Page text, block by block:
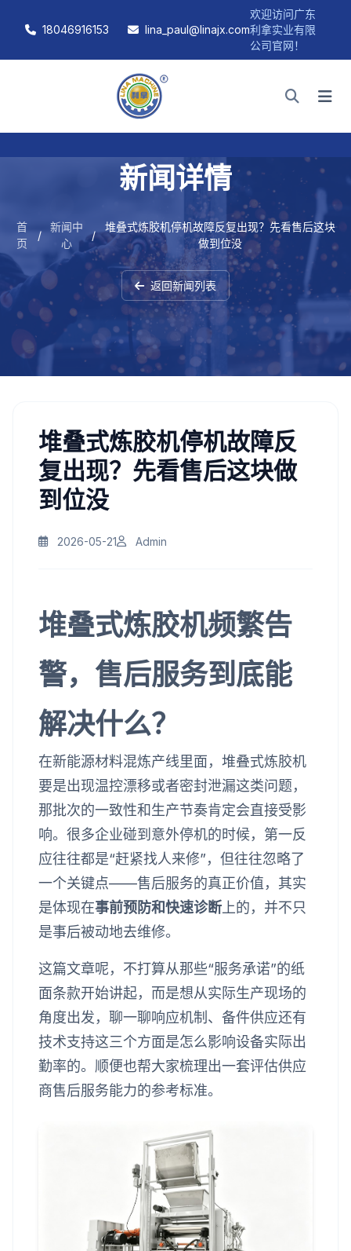
18046916153 lina_paul@linajx.com
欢迎访问广东
利拿实业有限
公司官网！
新闻详情
首
页
/
新闻中
心
/
堆叠式炼胶机停机故障反复出现？先看售后这块
做到位没
返回新闻列表
堆叠式炼胶机停机故障反
复出现？先看售后这块做
到位没
2026-05-21 Admin
堆叠式炼胶机频繁告
警，售后服务到底能
解决什么？
在新能源材料混炼产线里面，堆叠式炼胶机
要是出现温控漂移或者密封泄漏这类问题，
那批次的一致性和生产节奏肯定会直接受影
响。很多企业碰到意外停机的时候，第一反
应往往都是“赶紧找人来修”，但往往忽略了
一个关键点——售后服务的真正价值，其实
是体现在事前预防和快速诊断 上的，并不只
是事后被动地去维修。
这篇文章呢，不打算从那些“服务承诺”的纸
面条款开始讲起，而是想从实际生产现场的
角度出发，聊一聊响应机制、备件供应还有
技术支持这三个方面是怎么影响设备实际出
勤率的。顺便也帮大家梳理出一套评估供应
商售后服务能力的参考标准。